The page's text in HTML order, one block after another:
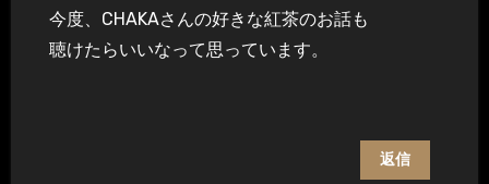
今度、CHAKAさんの好きな紅茶のお話も
聴けたらいいなって思っています。
返信